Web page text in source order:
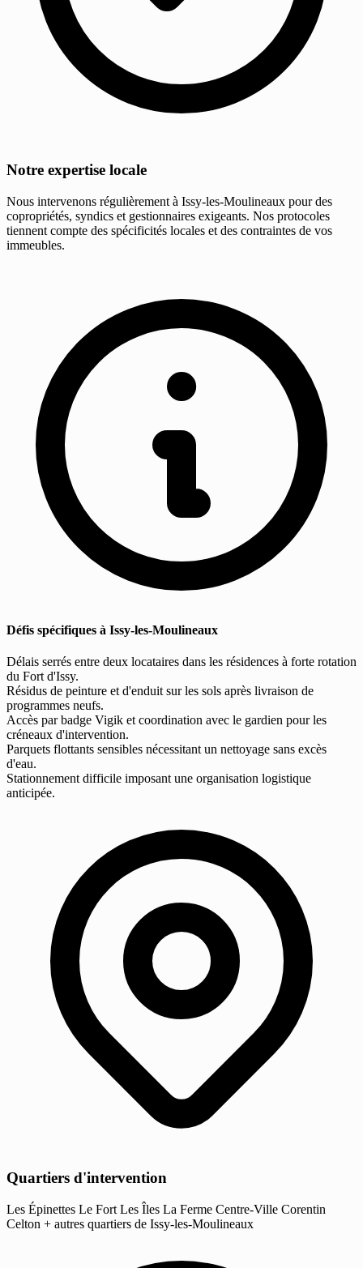
Notre expertise locale
Nous intervenons régulièrement à Issy-les-Moulineaux pour des
copropriétés, syndics et gestionnaires exigeants. Nos protocoles
tiennent compte des spécificités locales et des contraintes de vos
immeubles.
Défis spécifiques à Issy-les-Moulineaux
Délais serrés entre deux locataires dans les résidences à forte rotation
du Fort d'Issy.
Résidus de peinture et d'enduit sur les sols après livraison de
programmes neufs.
Accès par badge Vigik et coordination avec le gardien pour les
créneaux d'intervention.
Parquets flottants sensibles nécessitant un nettoyage sans excès
d'eau.
Stationnement difficile imposant une organisation logistique
anticipée.
Quartiers d'intervention
Les Épinettes Le Fort Les Îles La Ferme Centre-Ville Corentin
Celton + autres quartiers de Issy-les-Moulineaux